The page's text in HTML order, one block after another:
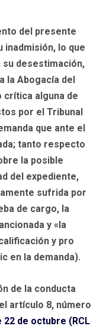
del presente
inadmisión, lo que
desestimación,
la Abogacía del
crítica alguna de
por el Tribunal
que ante el
tanto respecto
la posible
del expediente,
sufrida por
de cargo, la
y «la
y pro
en la demanda).
de la conducta
artículo 8, número
22 de octubre (RCL